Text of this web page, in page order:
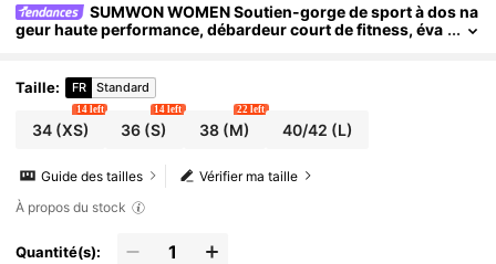
SUMWON WOMEN Soutien-gorge de sport à dos na
geur haute performance, débardeur court de fitness, éva
Taille: FR Standard
34(XS)
14 left
36 (S)
14 left
38(M)
22 left
40/42 (L)
Vérifier ma taille
Guide des tailles
À propos du stock
Quantité(s):